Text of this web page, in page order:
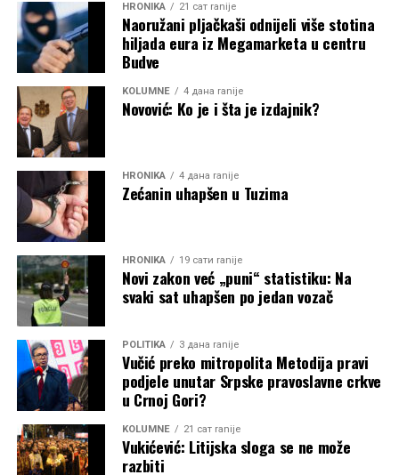
HRONIKA 21 сат ranije
Naoružani pljačkaši odnijeli više stotina
hiljada eura iz Megamarketa u centru
Budve
KOLUMNE 4 дана ranije
Novović: Ko je i šta je izdajnik?
HRONIKA 4 дана ranije
Zećanin uhapšen u Tuzima
HRONIKA 19 сати ranije
Novi zakon već „puni“ statistiku: Na
svaki sat uhapšen po jedan vozač
POLITIKA 3 дана ranije
Vučić preko mitropolita Metodija pravi
podjele unutar Srpske pravoslavne crkve
u Crnoj Gori?
KOLUMNE 21 сат ranije
Vukićević: Litijska sloga se ne može
razbiti